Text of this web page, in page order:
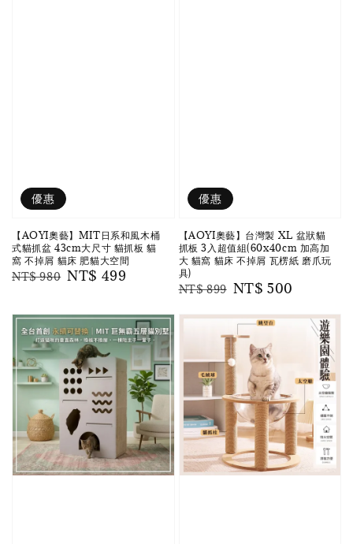
優惠
【AOYI奧藝】MIT日系和風木桶
式貓抓盆 43cm大尺寸 貓抓板 貓
窩 不掉屑 貓床 肥貓大空間
Regular
NT$ 980 Sale
NT$ 499
優惠
【AOYI奧藝】台灣製 XL 盆狀貓
抓板 3入超值組(60x40cm 加高加
大 貓窩 貓床 不掉屑 瓦楞紙 磨爪玩
具)
Regular
NT$ 899 Sale
NT$ 500